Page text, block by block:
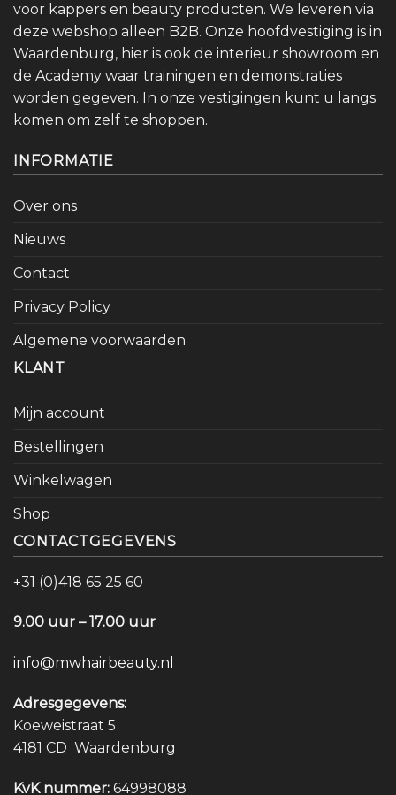
voor kappers en beauty producten. We leveren via
deze webshop alleen B2B. Onze hoofdvestiging is in
Waardenburg, hier is ook de interieur showroom en
de Academy waar trainingen en demonstraties
worden gegeven. In onze vestigingen kunt u langs
komen om zelf te shoppen.
INFORMATIE
Over ons
Nieuws
Contact
Privacy Policy
Algemene voorwaarden
KLANT
Mijn account
Bestellingen
Winkelwagen
Shop
CONTACTGEGEVENS
+31 (0)418 65 25 60
9.00 uur – 17.00 uur
info@mwhairbeauty.nl
Adresgegevens:
Koeweistraat 5
4181 CD Waardenburg
KvK nummer: 64998088